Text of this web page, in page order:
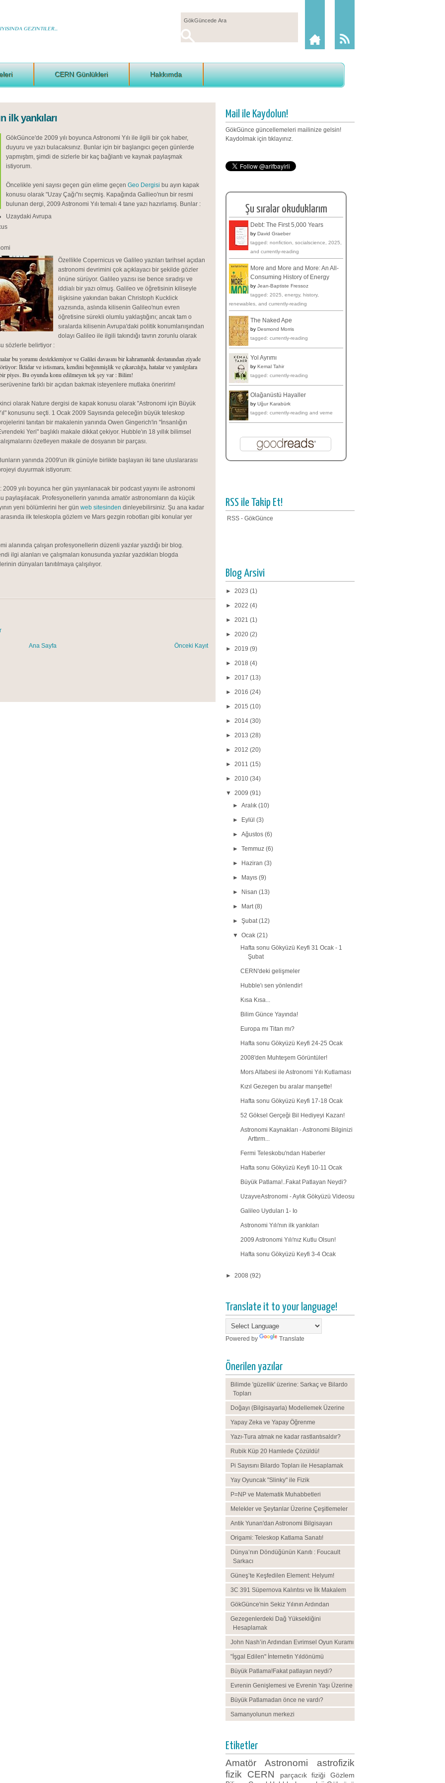
GEZINTILER...
CERN Günlükleri Hakkımda
ilk yankıları
GökGünce'de 2009 yılı boyunca Astronomi Yılı ile ilgili bir çok haber,
duyuru ve yazı bulacaksınız. Bunlar için bir başlangıcı geçen günlerde
yapmıştım, şimdi de sizlerle bir kaç bağlantı ve kaynak paylaşmak
istiyorum.
Öncelikle yeni sayısı geçen gün elime geçen Geo Dergisi bu ayın kapak
konusu olarak "Uzay Çağı"nı seçmiş. Kapağında Gallieo'nun bir resmi
bulunan dergi, 2009 Astronomi Yılı temalı 4 tane yazı hazırlamış. Bunlar :
Uzaydaki Avrupa
Özellikle Copernicus ve Galileo yazıları tarihsel açıdan
astronomi devrimini çok açıklayacı bir şekilde gözler
önüne sürüyor. Galileo yazısı ise bence sıradışı ve
iddialı bir yazı olmuş. Galileo ve öğretisinin kiliseyle
ilişkisine yakından bakan Christoph Kucklick
yazısında, aslında kilisenin Galileo'nun evren
öğretisine sürekli olumlu yaklaştığını; ancak tam o
sıralarda kilisenin Avrupa'daki politik konumlanışından
dolayı Galileo ile ilgili takındığı tavrın zorunlu olarak
sözlerle belirtiyor :
bu yorumu desteklemiyor ve Galilei davasını bir kahramanlık destanından ziyade
İktidar ve istismara, kendini beğenmişlik ve çıkarcılığa, hatalar ve yanılgılara
piyes. Bu oyunda konu edilmeyen tek şey var : Bilim!
farklı bir açıdan bakmak isteyenlere mutlaka öneririm!
İkinci olarak Nature dergisi de kapak konusu olarak "Astronomi için Büyük
konusunu seçti. 1 Ocak 2009 Sayısında geleceğin büyük teleskop
tanıtan bir makalenin yanında Owen Gingerich'in "İnsanlığın
Yeri" başlıklı makale dikkat çekiyor. Hubble'ın 18 yıllık bilimsel
özetleyen makale de dosyanın bir parçası.
yanında 2009'un ilk günüyle birlikte başlayan iki tane uluslararası
duyurmak istiyorum:
: 2009 yılı boyunca her gün yayınlanacak bir podcast yayını ile astronomi
paylaşılacak. Profesyonellerin yanında amatör astronomların da küçük
yeni bölümlerini her gün web sitesinden dinleyebilirsiniz. Şu ana kadar
ilk teleskopla gözlem ve Mars gezgin robotları gibi konular yer
alanında çalışan profesyonellerin düzenli yazılar yazdığı bir blog.
ilgi alanları ve çalışmaları konusunda yazılar yazdıkları blogda
dünyaları tanıtılmaya çalışılıyor.
Önceki Kayıt
Ana Sayfa
Mail ile Kaydolun!
GökGünce güncellemeleri mailinize gelsin!
Kaydolmak için tıklayınız.
Şu sıralar okuduklarım
Debt: The First 5,000 Years
by David Graeber
tagged: nonfiction, socialscience, 2025,
and currently-reading
More and More and More: An All-
Consuming History of Energy
by Jean-Baptiste Fressoz
tagged: 2025, energy, history,
renewables, and currently-reading
The Naked Ape
by Desmond Morris
tagged: currently-reading
Yol Ayrımı
by Kemal Tahir
tagged: currently-reading
Olağanüstü Hayaller
by Uğur Karabürk
tagged: currently-reading and verne
RSS ile Takip Et!
RSS - GökGünce
Blog Arsivi
► 2023 (1)
► 2022 (4)
► 2021 (1)
► 2020 (2)
► 2019 (9)
► 2018 (4)
► 2017 (13)
► 2016 (24)
► 2015 (10)
► 2014 (30)
► 2013 (28)
► 2012 (20)
► 2011 (15)
► 2010 (34)
▼ 2009 (91)
►Aralık(10)
► Eylül(3)
►Ağustos(6)
►Temmuz(6)
► Haziran(3)
► Mayıs(9)
► Nisan(13)
► Mart(8)
►Şubat(12)
▼Ocak(21)
Hafta sonu Gökyüzü Keyfi 31 Ocak - 1
Şubat
CERN'deki gelişmeler
Hubble'ı sen yönlendir!
Kısa Kısa...
Bilim Günce Yayında!
Europa mı Titan mı?
Hafta sonu Gökyüzü Keyfi 24-25 Ocak
2008'den Muhteşem Görüntüler!
Mors Alfabesi ile Astronomi Yılı Kutlaması
Kızıl Gezegen bu aralar manşette!
Hafta sonu Gökyüzü Keyfi 17-18 Ocak
52 Göksel Gerçeği Bil Hediyeyi Kazan!
Astronomi Kaynakları - Astronomi Bilginizi
Arttırm...
Fermi Teleskobu'ndan Haberler
Hafta sonu Gökyüzü Keyfi 10-11 Ocak
Büyük Patlama!..Fakat Patlayan Neydi?
UzayveAstronomi - Aylık Gökyüzü Videosu
Galileo Uyduları 1- Io
Astronomi Yılı'nın ilk yankıları
2009 Astronomi Yılı'nız Kutlu Olsun!
Hafta sonu Gökyüzü Keyfi 3-4 Ocak
► 2008 (92)
Translate it to your language!
Powered by Translate
Önerilen yazılar
Bilimde 'güzellik' üzerine: Sarkaç ve Bilardo
Topları
Doğayı (Bilgisayarla) Modellemek Üzerine
Yapay Zeka ve Yapay Öğrenme
Yazı-Tura atmak ne kadar rastlantısaldır?
Rubik Küp 20 Hamlede Çözüldü!
Pi Sayısını Bilardo Topları ile Hesaplamak
Yay Oyuncak "Slinky" ile Fizik
P=NP ve Matematik Muhabbetleri
Melekler ve Şeytanlar Üzerine Çeşitlemeler
Antik Yunan'dan Astronomi Bilgisayarı
Origami: Teleskop Katlama Sanatı!
Dünya’nın Döndüğünün Kanıtı : Foucault
Sarkacı
Güneş’te Keşfedilen Element: Helyum!
3C 391 Süpernova Kalıntısı ve İlk Makalem
GökGünce'nin Sekiz Yılının Ardından
Gezegenlerdeki Dağ Yüksekliğini
Hesaplamak
John Nash’in Ardından Evrimsel Oyun Kuramı
"İşgal Edilen" İnternetin Yıldönümü
Büyük Patlama!Fakat patlayan neydi?
Evrenin Genişlemesi ve Evrenin Yaşı Üzerine
Büyük Patlamadan önce ne vardı?
Samanyolunun merkezi
Etiketler
Amatör Astronomi
astrofizik
fizik
CERN parçacık fiziği
Gözlem